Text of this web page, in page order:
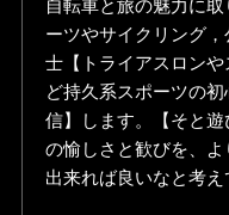
自転車と旅の魅力に
ーツやサイクリング
士【トライアスロン
ど持久系スポーツの
信】します。【そと遊
の愉しさと歓びを、
出来れば良いなと考え